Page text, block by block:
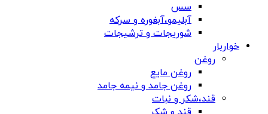
سس
آبلیمو،آبغوره و سرکه
شوریجات و ترشیجات
خواربار
روغن
روغن مایع
روغن جامد و نیمه جامد
قند،شکر و نبات